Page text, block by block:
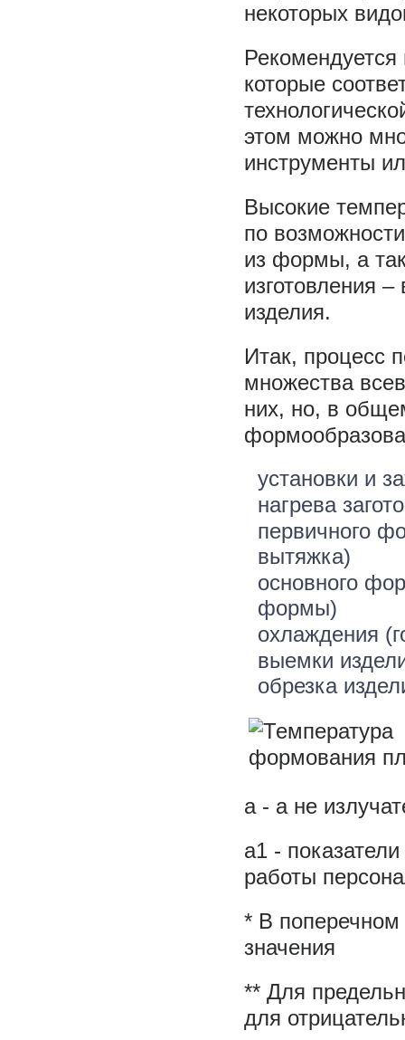
некоторых
которые
этом можно
инструменты
Высокие
по
из формы, а
изготовления
изделия.
Итак, процесс
множества
них, но, в
установки и
нагрева
первичного
вытяжка)
основного
формы)
охлаждения
выемки
обрезка
а - а не
а1 -
работы
* В поперечном
значения
** Для
для